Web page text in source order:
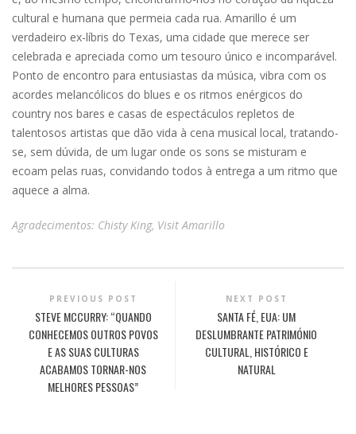
cultural e humana que permeia cada rua. Amarillo é um
verdadeiro ex-líbris do Texas, uma cidade que merece ser
celebrada e apreciada como um tesouro único e incomparável.
Ponto de encontro para entusiastas da música, vibra com os
acordes melancólicos do blues e os ritmos enérgicos do
country nos bares e casas de espectáculos repletos de
talentosos artistas que dão vida à cena musical local, tratando-
se, sem dúvida, de um lugar onde os sons se misturam e
ecoam pelas ruas, convidando todos à entrega a um ritmo que
aquece a alma.
Agradecimentos: Chisty King, Visit Amarillo
PREVIOUS POST
STEVE MCCURRY: “QUANDO
CONHECEMOS OUTROS POVOS
E AS SUAS CULTURAS
ACABAMOS TORNAR-NOS
MELHORES PESSOAS”
NEXT POST
SANTA FÉ, EUA: UM
DESLUMBRANTE PATRIMÓNIO
CULTURAL, HISTÓRICO E
NATURAL